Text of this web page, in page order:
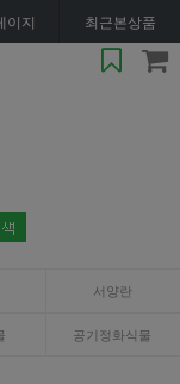
이지 최근본상품
서양란
공기정화식물